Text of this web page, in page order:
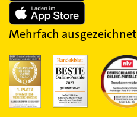
Mehrfach ausgezeichnet